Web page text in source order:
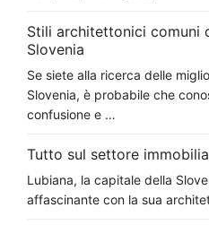
Stili architettonici comuni
Slovenia
Se siete alla ricerca delle
Slovenia, è probabile che
confusione e …
Tutto sul settore
Lubiana, la capitale della
affascinante con la sua